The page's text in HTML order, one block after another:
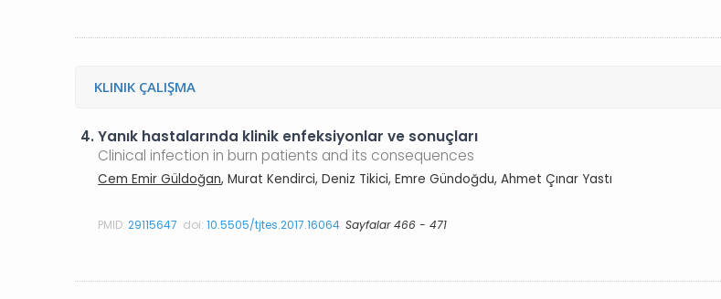
KLINIK ÇALIŞMA
4.Yanık hastalarında klinik enfeksiyonlar ve sonuçları
Clinical infection in burn patients and its consequences
Cem Emir Güldoğan, Murat Kendirci, Deniz Tikici, Emre Gündoğdu, Ahmet Çınar Yastı
PMID:29115647 doi:10.5505/tjtes.2017.16064 Sayfalar 466 - 471